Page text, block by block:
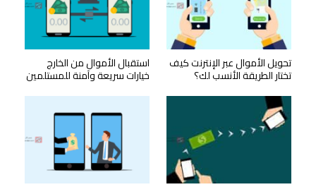
تحويل الأموال عبر الإنترنت كيف
تختار الطريقة الأنسب لك؟
استقبال الأموال من الخارج
خيارات سريعة وآمنة للمستلمين